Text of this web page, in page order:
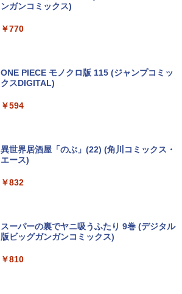
Anker Soundcore P31i ピンク
Anker Soundcore Liberty 5 ミッドナイトブ
ラック
￥-
【2026年アップグレード版】AOKIMI ワイヤ
レスイヤホン bluetooth イヤホン V12 小型
るーとゅーす コードレス ENCノイズキャン
[Explicit]
￥250
BRUCE WAYNE feat. Flo Milli, ATL Jacob
[Explicit]
￥250
On My Road (Stadium ver.)
見知らぬ糸
富士山の天然水 バナジウム含有 水 ミネラル
ットル (Smart Basic)
【Amazon.co.jp限定】 い・ろ・は・す 2L P
by Amazon 天然水ラベルレス 2L×9本
￥1,117
by Amazon 炭酸水 ラベルレス 500ml ×24本
art Basic)
ンガンコミックス)
￥770
ONE PIECE モノクロ版 115 (ジャンプコミッ
クスDIGITAL)
￥594
異世界居酒屋「のぶ」(22) (角川コミックス・
エース)
￥832
スーパーの裏でヤニ吸うふたり 9巻 (デジタル
版ビッグガンガンコミックス)
￥810